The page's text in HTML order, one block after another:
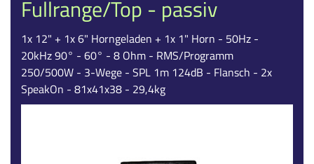
Fullrange/Top - passiv
1x 12" + 1x 6" Horngeladen + 1x 1" Horn - 50Hz -
20kHz 90° - 60° - 8 Ohm - RMS/Programm
250/500W - 3-Wege - SPL 1m 124dB - Flansch - 2x
SpeakOn - 81x41x38 - 29,4kg